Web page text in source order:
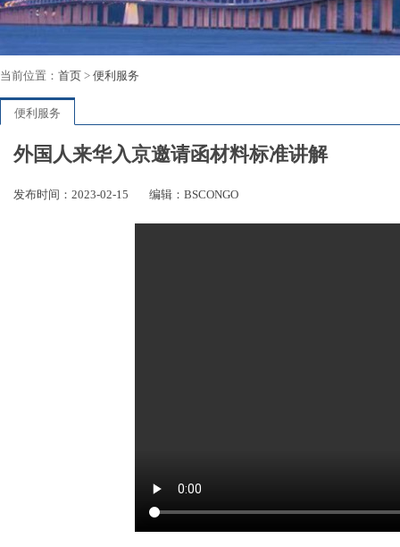
当前位置： 首页 > 便利服务
便利服务
外国人来华入京邀请函材料标准讲解
发布时间：2023-02-15 编辑：BSCONGO